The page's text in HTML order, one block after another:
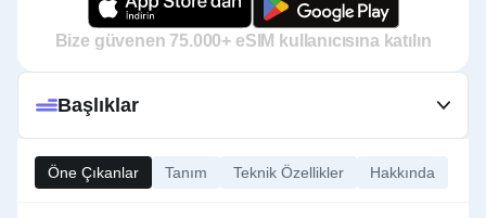
Bize güvenen 75.000+ eSIM kullanıcısına katılın
Öne Çıkanlar Tanım Teknik Özellikler Hakkında
Başlıklar